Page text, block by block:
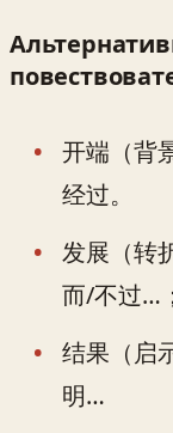
开端（背
经过。
发展（转
而/不过…
结果（启
明…